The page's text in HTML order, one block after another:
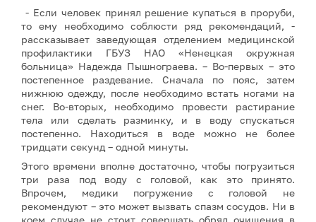
- Если человек принял решение купаться в проруби,
то ему необходимо соблюсти ряд рекомендаций, -
рассказывает заведующая отделением медицинской
профилактики ГБУЗ НАО «Ненецкая окружная
больница» Надежда Пышнограева. – Во-первых – это
постепенное раздевание. Сначала по пояс, затем
нижнюю одежду, после необходимо встать ногами на
снег. Во-вторых, необходимо провести растирание
тела или сделать разминку, и в воду спускаться
постепенно. Находиться в воде можно не более
тридцати секунд – одной минуты.
Этого времени вполне достаточно, чтобы погрузиться
три раза под воду с головой, как это принято.
Впрочем, медики погружение с головой не
рекомендуют – это может вызвать спазм сосудов. Ни в
коем случае не стоит совершать обряд очищения в